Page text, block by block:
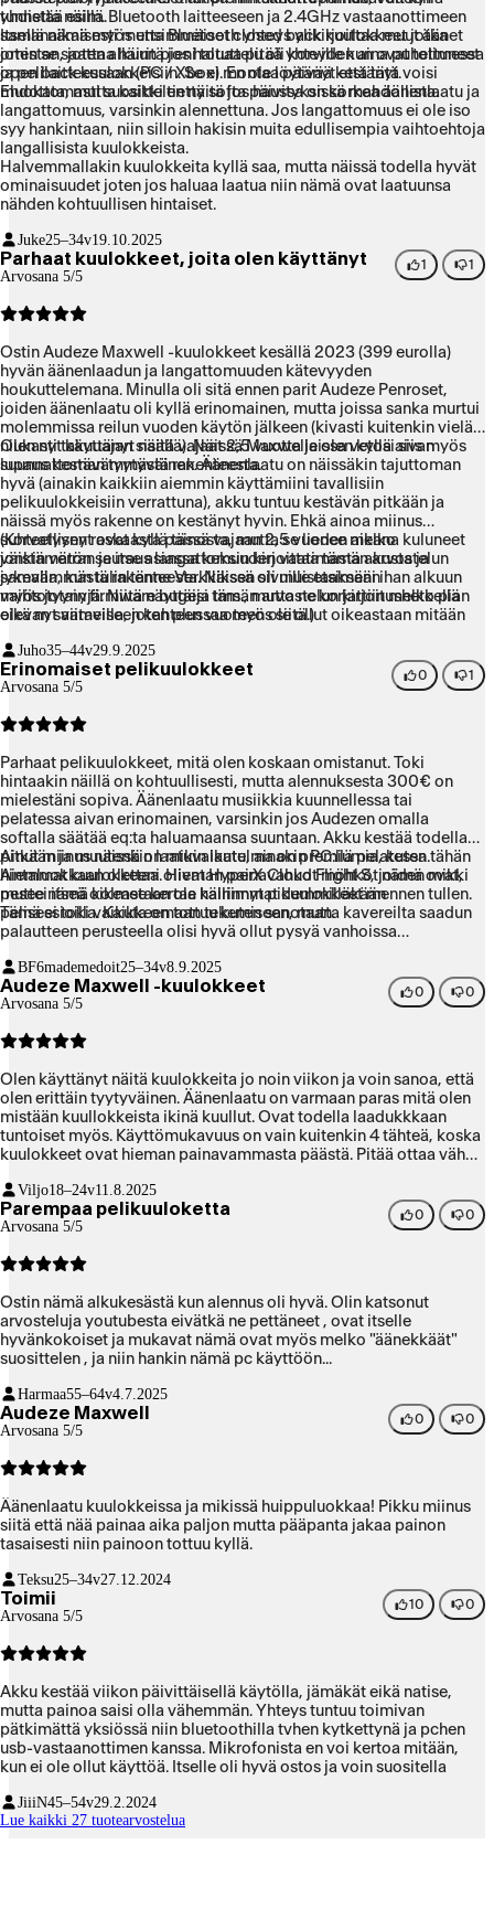
yhdistää esim. Bluetooth laitteeseen ja 2.4GHz vastaanottimeen
samanaikaisesti mutta Bluetooth yhteys ylikirjoittaa muut äänet
joten se saattaa häiritä jos haluaa pitää yhteyden aina puhelimessa
ja pelilaitteessaan (PC / Xbox). En ole löytänyt että tätä voisi
muokata, mutta kaikki tietty softa päivityksissä mahdollista.
tunnetta näillä.
Itsellä nämä myös ensimmäiset closed back kuulokkeet jotka
omistan, joten alkuun pieni totuttelu oli korville kun ovat tottuneet
open back kuulokkeisiin. Se ei montaa päivää kestänyt.
Ehdottomasti suosittelen näitä jos haussa on korkea äänenlaatu ja
langattomuus, varsinkin alennettuna. Jos langattomuus ei ole iso
syy hankintaan, niin silloin hakisin muita edullisempia vaihtoehtoja
langallisista kuulokkeista.
Halvemmallakin kuulokkeita kyllä saa, mutta näissä todella hyvät
ominaisuudet joten jos haluaa laatua niin nämä ovat laatuunsa
nähden kohtuullisen hintaiset.
Juke25–34v19.10.2025
Parhaat kuulokkeet, joita olen käyttänyt
Arvosana 5/5
1 1
Ostin Audeze Maxwell -kuulokkeet kesällä 2023 (399 eurolla)
hyvän äänenlaadun ja langattomuuden kätevyyden
houkuttelemana. Minulla oli sitä ennen parit Audeze Penroset,
joiden äänenlaatu oli kyllä erinomainen, mutta joissa sanka murtui
molemmissa reilun vuoden käytön jälkeen (kivasti kuitenkin vielä
niukasti takuuajan sisällä). Näissä Maxwelleissa vetosi siis myös
lupaus kestävämmästä rakenteesta.
Olen nyt käyttänyt näitä vajaat 2,5 vuotta ja olen kyllä aivan
suunnattoman tyytyväinen. Äänenlaatu on näissäkin tajuttoman
hyvä (ainakin kaikkiin aiemmin käyttämiini tavallisiin
pelikuulokkeisiin verrattuna), akku tuntuu kestävän pitkään ja
näissä myös rakenne on kestänyt hyvin. Ehkä ainoa miinus
suhteellisen raskaasta painosta, mutta se lienee melko
väistämätön seuraus langattomuuden vaatimasta akusta ja
jykevämmästä rakenteesta. Näissä oli muistaakseni ihan alkuun
myös jotain firmware bugeja tms., mutta ne korjattiin melko pian
eikä nyt viimeiseen kahteen vuoteen ole ollut oikeastaan mitään
(Korvatyynyt ovat kyllä tässä vajaan 2,5 vuoden aikana kuluneet
jonkin verran ja itse asiassa keksin kirjoittaa tämän arvostelun
samalla, kun tulin tänne Verkkiksen sivuille etsimään
vaihtotyynyjä. Niitä näyttäisi tämän arvostelun kirjoitushetkellä
olevan saatavilla, joten plussaa myös siitä.)
Juho35–44v29.9.2025
Erinomaiset pelikuulokkeet
Arvosana 5/5
0 1
Parhaat pelikuulokkeet, mitä olen koskaan omistanut. Toki
hintaakin näillä on kohtuullisesti, mutta alennuksesta 300€ on
mielestäni sopiva. Äänenlaatu musiikkia kuunnellessa tai
pelatessa aivan erinomainen, varsinkin jos Audezen omalla
softalla säätää eq:ta haluamaansa suuntaan. Akku kestää todella
pitkään ja muutenkin laatuvaikutelma on premiumia, kuten tähän
hintaluokkaan olettaa. Hieman painavahkot möhköt nämä ovat,
muttei itseä oikeastaan ole häirinnyt pidemmilläkään
pelisessioilla. Kaikkeen tottuu kuten sanotaan.
Ainut miinus näissä on mikin laatu, ainakin PC:llä pelatessa.
Aiemmat kuulokkeeni olivat HyperX Cloud Flight S, joiden mikki
pesee nämä kolmee kertaa kalliimmat kuulokkeet mennen tullen.
Tämä ei toki vaikuta omaan tekemiseen, mutta kavereilta saadun
palautteen perusteella olisi hyvä ollut pysyä vanhoissa
mutta mielestäni mainittava asia. Joka tapauksessa en kadu
ostostani, vaan suosittelen myös muille
BF6mademedoit25–34v8.9.2025
Audeze Maxwell -kuulokkeet
Arvosana 5/5
0 0
Olen käyttänyt näitä kuulokkeita jo noin viikon ja voin sanoa, että
olen erittäin tyytyväinen. Äänenlaatu on varmaan paras mitä olen
mistään kuullokkeista ikinä kuullut. Ovat todella laadukkkaan
tuntoiset myös. Käyttömukavuus on vain kuitenkin 4 tähteä, koska
kuulokkeet ovat hieman painavammasta päästä. Pitää ottaa vähän
painoon. Langaton signaali myös yltää todella pitkälle ja voi
vaikka käydä talon toisessa päässä ilman, että äänentoisto lakkaa.
Viljo18–24v11.8.2025
Parempaa pelikuuloketta
Arvosana 5/5
0 0
Ostin nämä alkukesästä kun alennus oli hyvä. Olin katsonut
arvosteluja youtubesta eivätkä ne pettäneet , ovat itselle
hyvänkokoiset ja mukavat nämä ovat myös melko "äänekkäät"
suosittelen , ja niin hankin nämä pc käyttöön...
Harmaa55–64v4.7.2025
Audeze Maxwell
Arvosana 5/5
0 0
Äänenlaatu kuulokkeissa ja mikissä huippuluokkaa! Pikku miinus
siitä että nää painaa aika paljon mutta pääpanta jakaa painon
tasaisesti niin painoon tottuu kyllä.
Teksu25–34v27.12.2024
Toimii
Arvosana 5/5
10 0
Akku kestää viikon päivittäisellä käytölla, jämäkät eikä natise,
mutta painoa saisi olla vähemmän. Yhteys tuntuu toimivan
pätkimättä yksiössä niin bluetoothilla tvhen kytkettynä ja pchen
usb-vastaanottimen kanssa. Mikrofonista en voi kertoa mitään,
kun ei ole ollut käyttöä. Itselle oli hyvä ostos ja voin suositella
JiiiN45–54v29.2.2024
Lue kaikki 27 tuotearvostelua